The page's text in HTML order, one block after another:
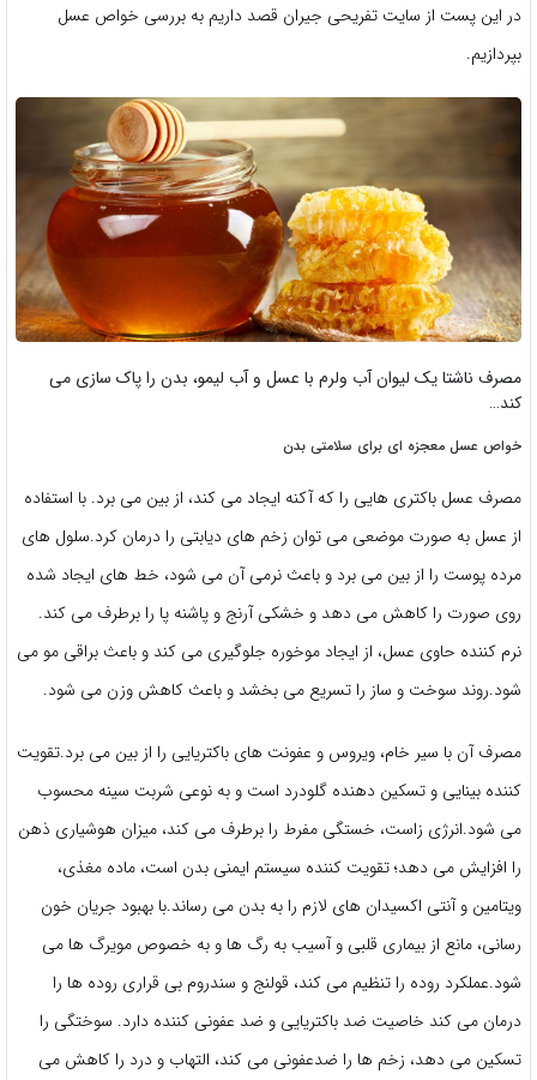
در این پست از سایت تفریحی جیران قصد داریم به بررسی خواص عسل
بپردازیم.
مصرف ناشتا یک لیوان آب ولرم با عسل و آب لیمو، بدن را پاک سازی می
کند…
خواص عسل معجزه ای برای سلامتی بدن
مصرف عسل باکتری هایی را که آکنه ایجاد می کند، از بین می برد. با استفاده
از عسل به صورت موضعی می توان زخم های دیابتی را درمان کرد.سلول های
مرده پوست را از بین می برد و باعث نرمی آن می شود، خط های ایجاد شده
روی صورت را کاهش می دهد و خشکی آرنج و پاشنه پا را برطرف می کند.
نرم کننده حاوی عسل، از ایجاد موخوره جلوگیری می کند و باعث براقی مو می
شود.روند سوخت و ساز را تسریع می بخشد و باعث کاهش وزن می شود.
مصرف آن با سیر خام، ویروس و عفونت های باکتریایی را از بین می برد.تقویت
کننده بینایی و تسکین دهنده گلودرد است و به نوعی شربت سینه محسوب
می شود.انرژی زاست، خستگی مفرط را برطرف می کند، میزان هوشیاری ذهن
را افزایش می دهد؛ تقویت کننده سیستم ایمنی بدن است، ماده مغذی،
ویتامین و آنتی اکسیدان های لازم را به بدن می رساند.با بهبود جریان خون
رسانی، مانع از بیماری قلبی و آسیب به رگ ها و به خصوص مویرگ ها می
شود.عملکرد روده را تنظیم می کند، قولنج و سندروم بی قراری روده ها را
درمان می کند خاصیت ضد باکتریایی و ضد عفونی کننده دارد. سوختگی را
تسکین می دهد، زخم ها را ضدعفونی می کند، التهاب و درد را کاهش می